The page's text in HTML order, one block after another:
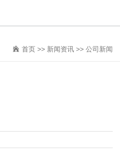
首页 >> 新闻资讯 >> 公司新闻